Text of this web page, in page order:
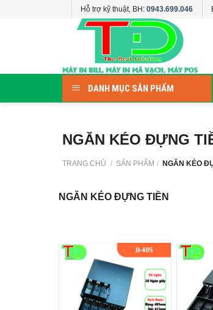
Hỗ trợ kỹ thuật, BH: 0943.699.046
DANH MỤC SẢN PHẨM
NGĂN KÉO ĐỰNG
TRANG CHỦ / SẢN PHẨM / NGĂN KÉO
NGĂN KÉO ĐỰNG TIỀN